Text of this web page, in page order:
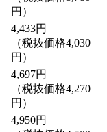
円）
4,433円
（税抜価格4,030
円）
4,697円
（税抜価格4,270
円）
4,950円